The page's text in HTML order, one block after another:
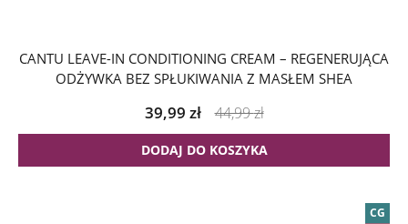
CANTU LEAVE-IN CONDITIONING CREAM – REGENERUJĄCA
ODŻYWKA BEZ SPŁUKIWANIA Z MASŁEM SHEA
39,99 zł 44,99zł
DODAJ DO KOSZYKA
CG